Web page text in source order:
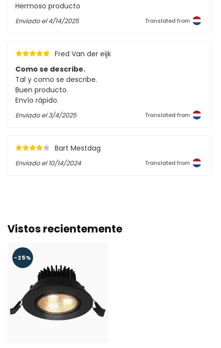
Hermoso producto
Enviado el4/14/2025 Translated from
Fred Van der eijk
Como se describe.
Tal y como se describe.
Buen producto.
Envío rápido.
Enviado el3/4/2025 Translated from
Bart Mestdag
Enviado el10/14/2024 Translated from
Vistos recientemente
-25%